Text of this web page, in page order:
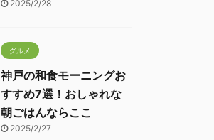
2025/2/28
グルメ
神戸の和食モーニングお
すすめ7選！おしゃれな
朝ごはんならここ
2025/2/27